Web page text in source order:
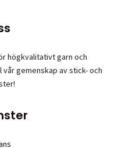
högkvalitativt garn och
gemenskap av stick- och